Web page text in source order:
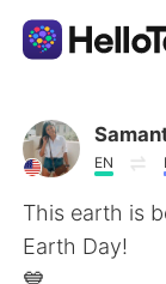
Language
AI
English
EN
This earth is
Earth Day!